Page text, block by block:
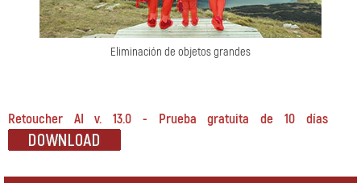
Eliminación de objetos grandes
Retoucher AI v. 13.0 - Prueba gratuita de 10 días